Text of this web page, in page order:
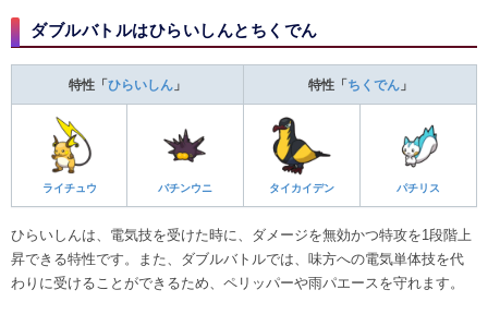
ダブルバトルはひらいしんとちくでん
特性「 ひらいしん 」 特性「 ちくでん」
ライチュウ バチンウニ タイカイデン パチリス
ひらいしんは、電気技を受けた時に、ダメージを無効かつ特攻を1段階上
昇できる特性です。また、ダブルバトルでは、味方への電気単体技を代
わりに受けることができるため、ペリッパーや雨パエースを守れます。